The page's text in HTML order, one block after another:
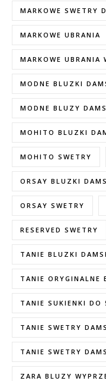
MARKOWE SWETRY
MARKOWE UBRANIA
MARKOWE UBRANIA
MODNE BLUZKI
MODNE BLUZY
MOHITO BLUZKI
MOHITO SWETRY
ORSAY BLUZKI
ORSAY SWETRY
RESERVED SWETRY
TANIE BLUZKI
TANIE ORYGINALNE
TANIE SUKIENKI DO
TANIE SWETRY
TANIE SWETRY
ZARA BLUZY